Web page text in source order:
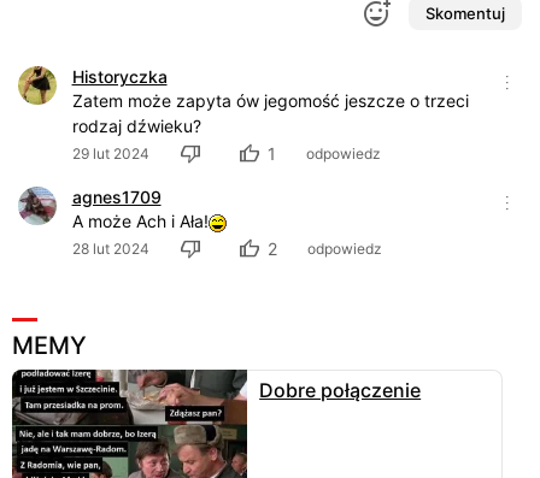
Skomentuj
Historyczka
Zatem może zapyta ów jegomość jeszcze o trzeci
rodzaj dźwieku?
29 lut 2024 1 odpowiedz
agnes1709
A może Ach i Ała!
28 lut 2024 2 odpowiedz
MEMY
Dobre połączenie